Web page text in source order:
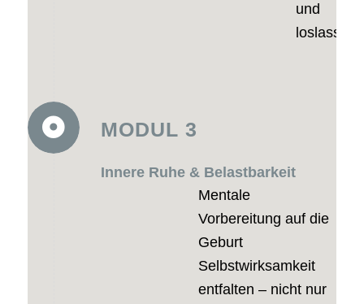
und
loslassen
MODUL 3
Innere Ruhe & Belastbarkeit
Mentale
Vorbereitung auf die
Geburt
Selbstwirksamkeit
entfalten – nicht nur